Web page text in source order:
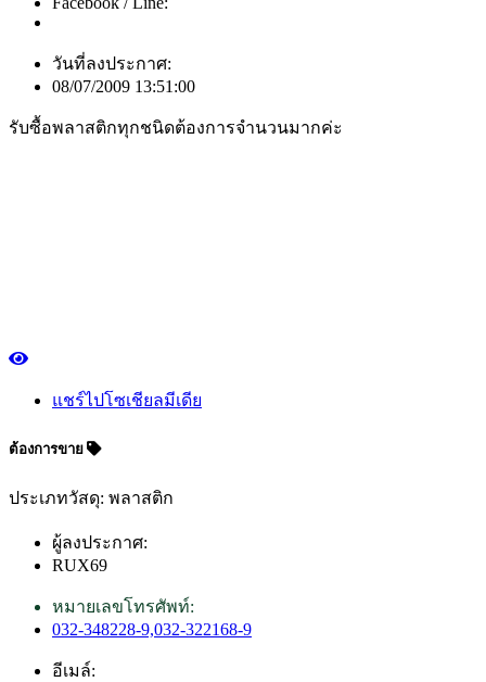
วันที่ลงประกาศ:
08/07/2009 13:51:00
รับซื้อพลาสติกทุกชนิดต้องการจำนวนมากค่ะ
แชร์ไปโซเชียลมีเดีย
ต้องการขาย
ประเภทวัสดุ: พลาสติก
ผู้ลงประกาศ:
RUX69
หมายเลขโทรศัพท์:
032-348228-9,032-322168-9
อีเมล์: